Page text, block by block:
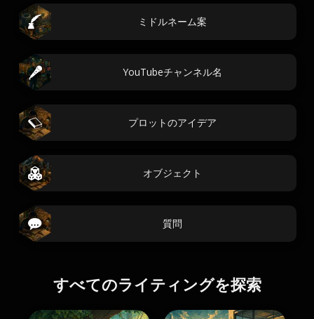
ミドルネーム案
YouTubeチャンネル名
プロットのアイデア
オブジェクト
質問
すべてのライティングを探索